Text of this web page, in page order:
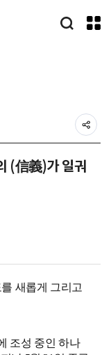
인천경제자유구역 통합검색
공
(信義)가 일궈
새롭게 그리고
조성 중인 하나